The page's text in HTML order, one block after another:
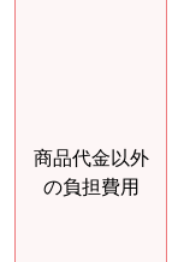
商品代金以外
の負担費用